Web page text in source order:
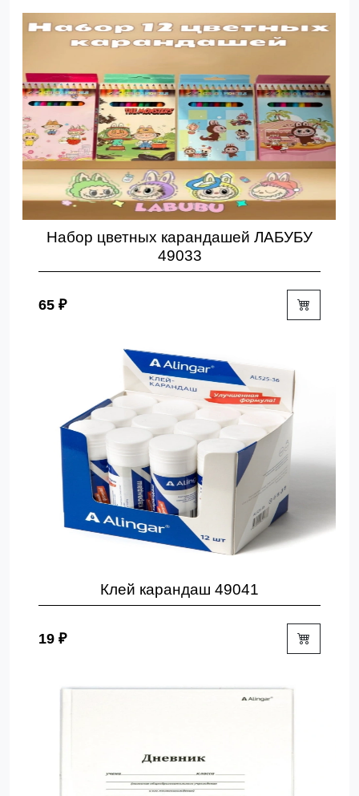
Набор цветных карандашей ЛАБУБУ
49033
65 ₽
Клей карандаш 49041
19 ₽